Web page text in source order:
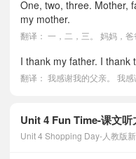
One, two, three. Mother,
my mother.
翻译： 一，二，三。 妈妈，爸
I thank my father. I thank
翻译： 我感谢我的父亲。 我感
Unit 4 Fun Time-课文听
Unit 4 Shopping Day-人教版